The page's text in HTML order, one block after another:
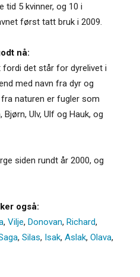
tid 5 kvinner, og 10 i
først tatt bruk i 2009.
nå:
fordi det står for dyrelivet i
med navn fra dyr og
naturen er fugler som
Bjørn, Ulv, Ulf og Hauk, og
siden rundt år 2000, og
også:
, Vilje, Donovan, Richard,
, Silas, Isak, Aslak, Olava,